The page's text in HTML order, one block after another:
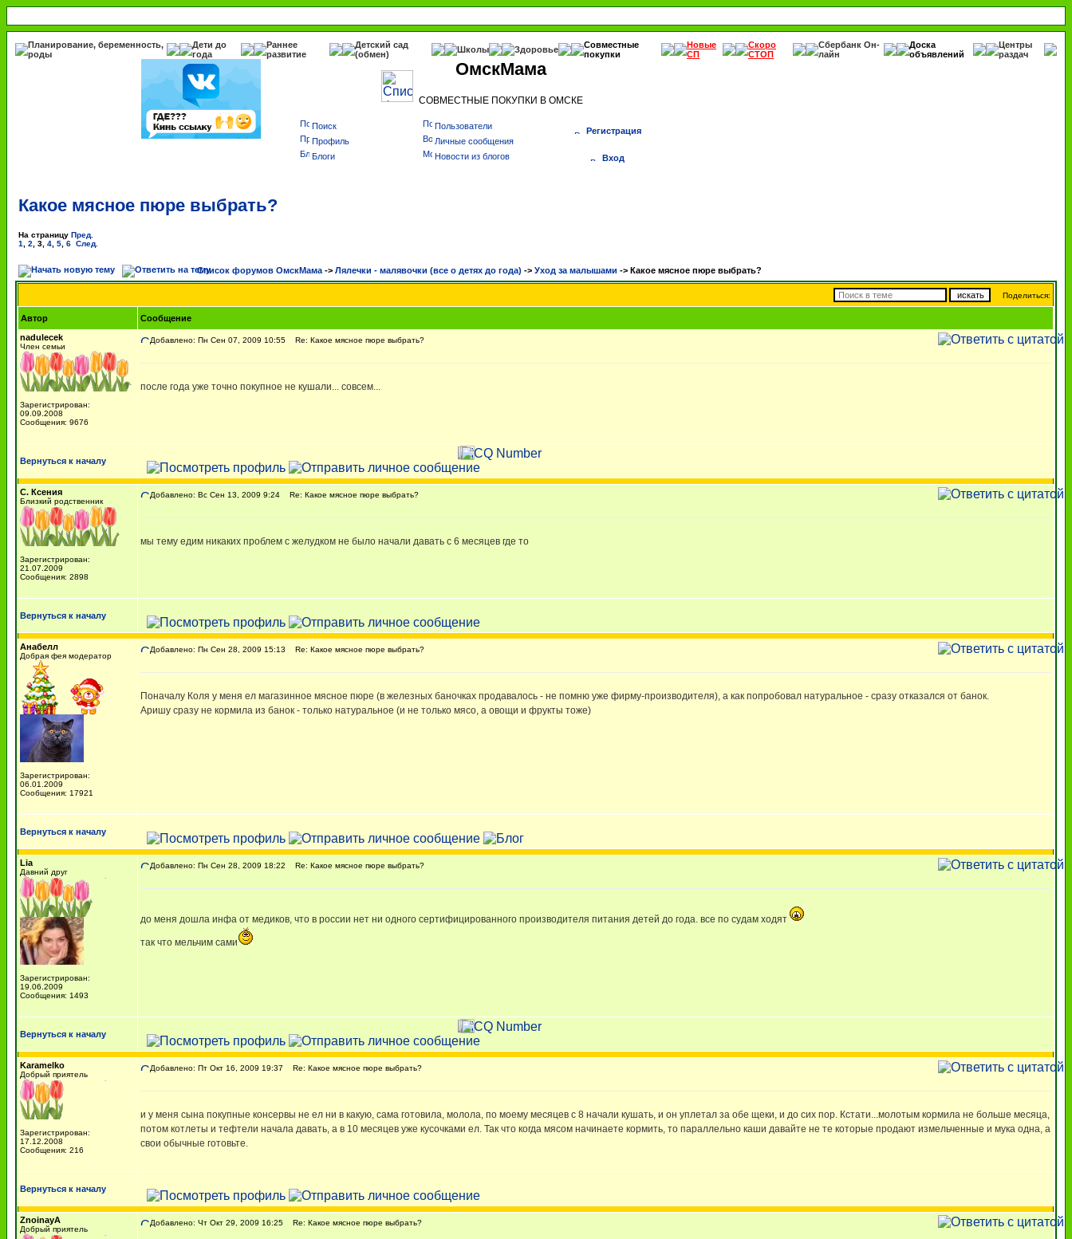
Планирование, беременность,
роды
Дети до
года
Раннее
развитие
Детский сад
(обмен)
Школы Здоровье
Совместные
покупки
Новые
СП
Скоро
СТОП
Сбербанк Он-
лайн
Доска
объявлений
Центры
раздач
ОмскМама
СОВМЕСТНЫЕ ПОКУПКИ В ОМСКЕ
Поиск
Пользователи
Профиль
Личные сообщения
Блоги
Новости из блогов
Регистрация
Вход
Какое мясное пюре выбрать?
На страницу Пред.
1
2 3 4 5 6 След.
Список форумов ОмскМама -> Лялечки - малявочки (все о детях до года) -> Уход за малышами -> Какое мясное пюре выбрать?
Поделиться:
Автор
Сообщение
nadulecek
Член семьи
Зарегистрирован:
09.09.2008
Сообщения: 9676
Добавлено: Пн Сен 07, 2009 10:55 Re: Какое мясное пюре выбрать?
после года уже точно покупное не кушали... совсем...
Вернуться к началу
С. Ксения
Близкий родственник
Зарегистрирован:
21.07.2009
Сообщения: 2898
Добавлено: Вс Сен 13, 2009 9:24 Re: Какое мясное пюре выбрать?
мы тему едим никаких проблем с желудком не было начали давать с 6 месяцев где то
Вернуться к началу
Анабелл
Добрая фея модератор
Зарегистрирован:
06.01.2009
Сообщения: 17921
Добавлено: Пн Сен 28, 2009 15:13 Re: Какое мясное пюре выбрать?
Поначалу Коля у меня ел магазинное мясное пюре (в железных баночках продавалось - не помню уже фирму-производителя), а как попробовал натуральное - сразу отказался от банок.
Аришу сразу не кормила из банок - только натуральное (и не только мясо, а овощи и фрукты тоже)
Вернуться к началу
Lia
Давний друг
Зарегистрирован:
19.06.2009
Сообщения: 1493
Добавлено: Пн Сен 28, 2009 18:22 Re: Какое мясное пюре выбрать?
до меня дошла инфа от медиков, что в россии нет ни одного сертифицированного производителя питания детей до года. все по судам ходят
так что мельчим сами
Вернуться к началу
Karamelko
Добрый приятель
Зарегистрирован:
17.12.2008
Сообщения: 216
Добавлено: Пт Окт 16, 2009 19:37 Re: Какое мясное пюре выбрать?
и у меня сына покупные консервы не ел ни в какую, сама готовила, молола, по моему месяцев с 8 начали кушать, и он уплетал за обе щеки, и до сих пор. Кстати...молотым кормила не больше месяца,
потом котлеты и тефтели начала давать, а в 10 месяцев уже кусочками ел. Так что когда мясом начинаете кормить, то параллельно каши давайте не те которые продают измельченные и мука одна, а
свои обычные готовьте.
Вернуться к началу
ZnoinayA
Добрый приятель
Добавлено: Чт Окт 29, 2009 16:25 Re: Какое мясное пюре выбрать?